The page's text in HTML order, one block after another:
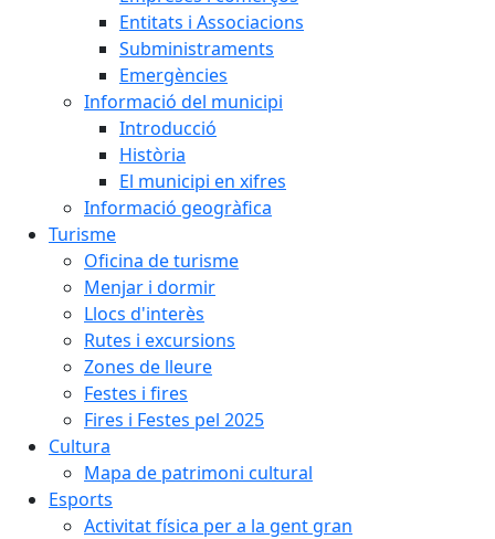
Entitats i Associacions
Subministraments
Emergències
Informació del municipi
Introducció
Història
El municipi en xifres
Informació geogràfica
Turisme
Oficina de turisme
Menjar i dormir
Llocs d'interès
Rutes i excursions
Zones de lleure
Festes i fires
Fires i Festes pel 2025
Cultura
Mapa de patrimoni cultural
Esports
Activitat física per a la gent gran